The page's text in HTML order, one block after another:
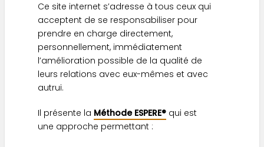
Ce site internet s’adresse à tous ceux qui
acceptent de se responsabiliser pour
prendre en charge directement,
personnellement, immédiatement
l’amélioration possible de la qualité de
leurs relations avec eux-mêmes et avec
autrui.
Il présente la Méthode ESPERE® qui est
une approche permettant :